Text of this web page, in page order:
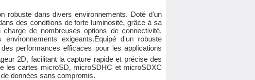
robuste dans divers environnements. Doté d'un
des conditions de forte luminosité, grâce à sa
de nombreuses options de connectivité,
exigeants.Équipé d'un robuste
performances efficaces pour les applications
2D, facilitant la capture rapide et précise des
les cartes microSD, microSDHC et microSDXC
données sans compromis.